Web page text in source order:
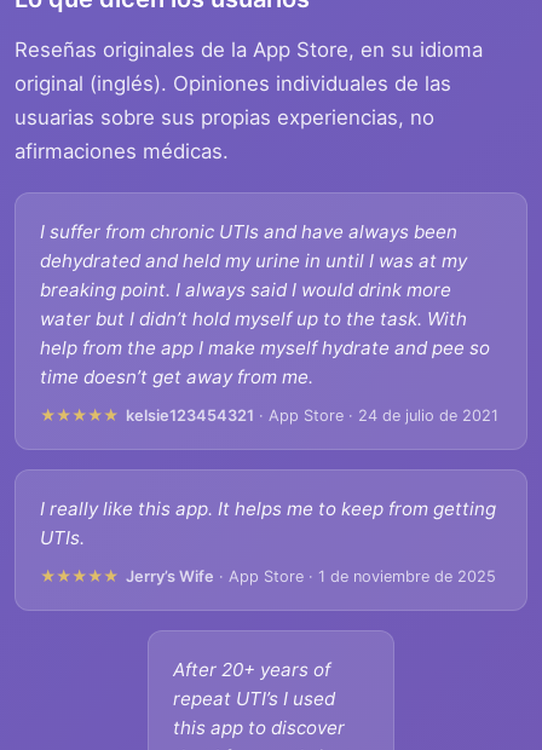
Reseñas originales de la App Store, en su idioma
original (inglés). Opiniones individuales de las
usuarias sobre sus propias experiencias, no
afirmaciones médicas.
I suffer from chronic UTIs and have always been
dehydrated and held my urine in until I was at my
breaking point. I always said I would drink more
water but I didn’t hold myself up to the task. With
help from the app I make myself hydrate and pee so
time doesn’t get away from me.
★★★★★ kelsie123454321 · App Store · 24 de julio de 2021
I really like this app. It helps me to keep from getting
UTIs.
★★★★★ Jerry’s Wife · App Store · 1 de noviembre de 2025
After 20+ years of
repeat UTI’s I used
this app to discover